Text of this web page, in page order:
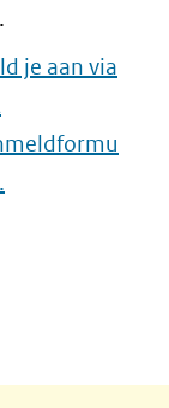
.
je aan via